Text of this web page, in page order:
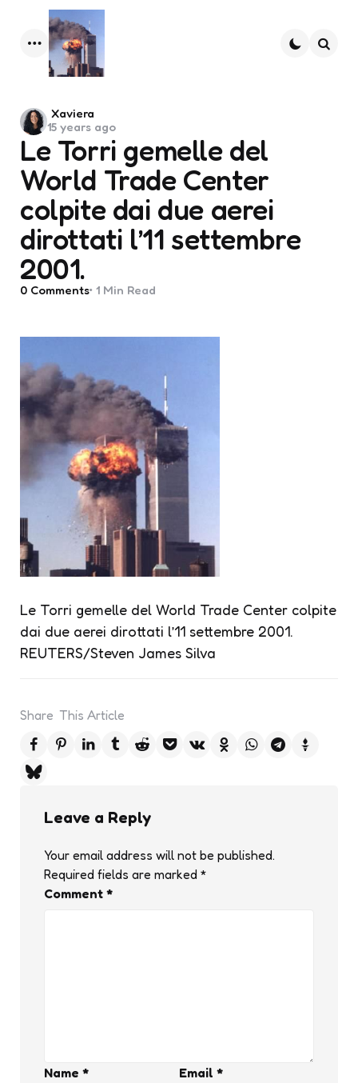
Menu
Le Torri gemelle del
World Trade Center
colpite dai due aerei
dirottati l’11 settembre
2001.
Posted
by
Xaviera
15 years ago
0 Comments 1 Min Read
Le Torri gemelle del World Trade Center colpite
dai due aerei dirottati l’11 settembre 2001.
REUTERS/Steven James Silva
Share This Article
Leave a Reply
Your email address will not be published.
Required fields are marked *
Comment *
Name * Email *